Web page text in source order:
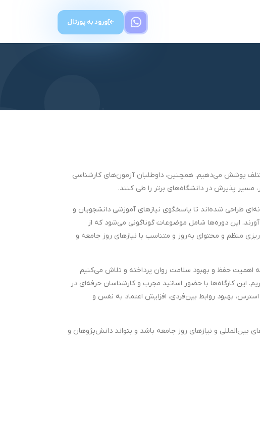
ورود به پورتال
پوشش می‌دهیم. همچنین، داوطلبان آزمون‌های کارشناسی
مسیر پذیرش در دانشگاه‌های برتر را طی کنند.
طراحی شده‌اند تا پاسخگوی نیازهای آموزشی دانشجویان و
این دوره‌ها شامل موضوعات گوناگونی می‌شود که از
منظم و محتوای به‌روز و متناسب با نیازهای روز جامعه و
به اهمیت حفظ و بهبود سلامت روان پرداخته و تلاش می‌کنیم
این کارگاه‌ها با حضور اساتید مجرب و کارشناسان حرفه‌ای در
بهبود روابط بین‌فردی، افزایش اعتماد به نفس و
بین‌المللی و نیازهای روز جامعه باشد و بتواند دانش‌پژوهان و